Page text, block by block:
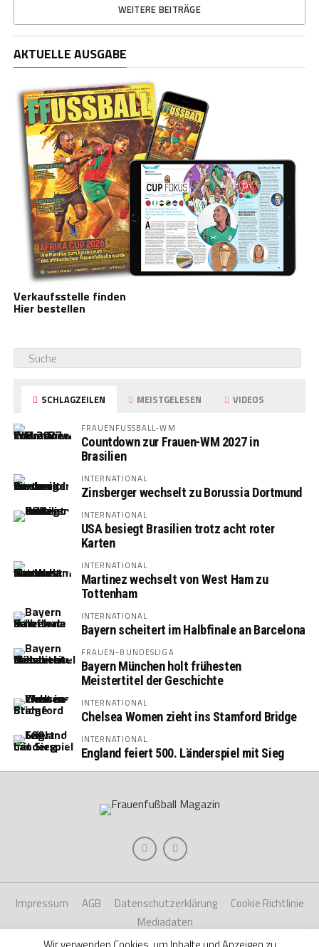
WEITERE BEITRÄGE
AKTUELLE AUSGABE
Verkaufsstelle finden
Hier bestellen
SCHLAGZEILEN MEISTGELESEN VIDEOS
FRAUENFUSSBALL-WM
Countdown zur Frauen-WM 2027 in
Brasilien
INTERNATIONAL
Zinsberger wechselt zu Borussia Dortmund
INTERNATIONAL
USA besiegt Brasilien trotz acht roter
Karten
INTERNATIONAL
Martinez wechselt von West Ham zu
Tottenham
INTERNATIONAL
Bayern scheitert im Halbfinale an Barcelona
FRAUEN-BUNDESLIGA
Bayern München holt frühesten
Meistertitel der Geschichte
INTERNATIONAL
Chelsea Women zieht ins Stamford Bridge
INTERNATIONAL
England feiert 500. Länderspiel mit Sieg
Impressum AGB Datenschutzerklärung
Cookie Richtlinie
Mediadaten